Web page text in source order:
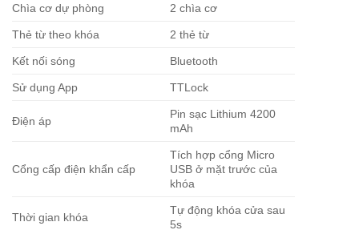
Chìa cơ dự phòng 2 chìa cơ
Thẻ từ theo khóa 2 thẻ từ
Kết nối sóng Bluetooth
Sử dụng App TTLock
Điện áp
Pin sạc Lithium 4200
mAh
Cổng cấp điện khẩn cấp
Tích hợp cổng Micro
USB ở mặt trước của
khóa
Thời gian khóa
Tự động khóa cửa sau
5s